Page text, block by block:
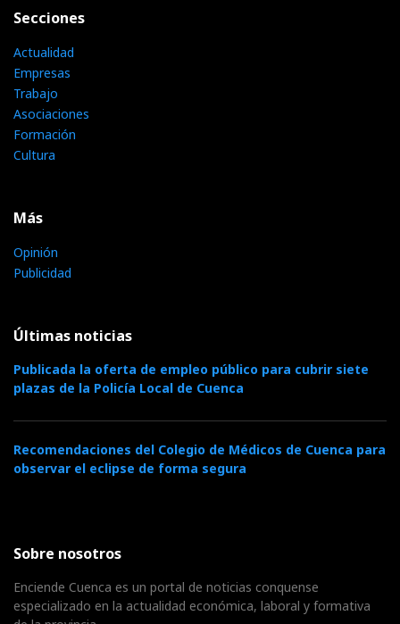
Secciones
Actualidad
Empresas
Trabajo
Asociaciones
Formación
Cultura
Más
Opinión
Publicidad
Últimas noticias
Publicada la oferta de empleo público para cubrir siete
plazas de la Policía Local de Cuenca
Recomendaciones del Colegio de Médicos de Cuenca para
observar el eclipse de forma segura
Sobre nosotros
Enciende Cuenca es un portal de noticias conquense
especializado en la actualidad económica, laboral y formativa